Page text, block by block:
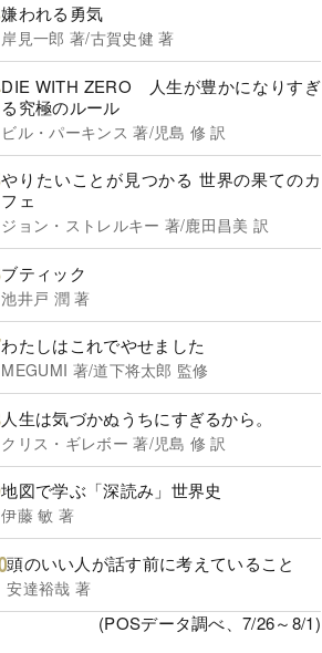
嫌われる勇気
岸見一郎 著/古賀史健 著
DIE WITH ZERO 人生が豊かになりすぎ
る究極のルール
ビル・パーキンス 著/児島 修 訳
やりたいことが見つかる 世界の果てのカ
フェ
ジョン・ストレルキー 著/鹿田昌美 訳
ブティック
池井戸 潤 著
わたしはこれでやせました
MEGUMI 著/道下将太郎 監修
人生は気づかぬうちにすぎるから。
クリス・ギレボー 著/児島 修 訳
地図で学ぶ「深読み」世界史
伊藤 敏 著
頭のいい人が話す前に考えていること
安達裕哉 著
(POSデータ調べ、7/26～8/1)